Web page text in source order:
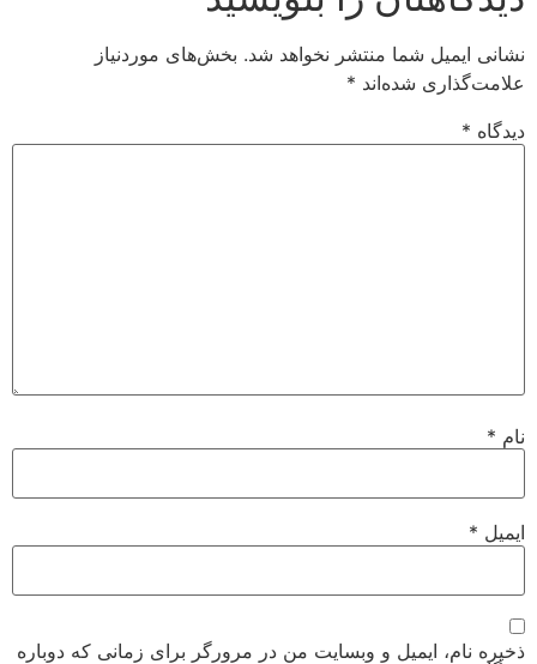
نشانی ایمیل شما منتشر نخواهد شد. بخش‌های موردنیاز
علامت‌گذاری شده‌اند *
دیدگاه *
نام *
ایمیل *
ذخیره نام، ایمیل و وبسایت من در مرورگر برای زمانی که دوباره